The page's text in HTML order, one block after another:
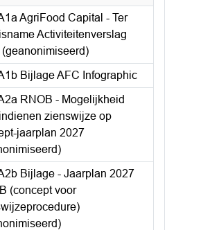
AgriFood Capital - Ter
Activiteitenverslag
Bijlage AFC Infographic
RNOB - Mogelijkheid
zienswijze op
jaarplan 2027
Bijlage - Jaarplan 2027
(concept voor